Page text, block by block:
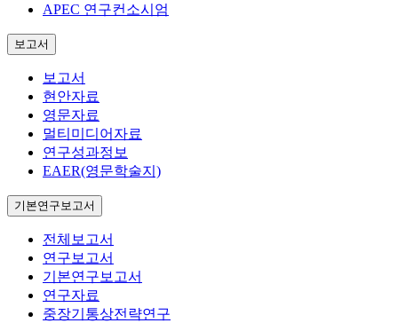
APEC 연구컨소시엄
보고서
보고서
현안자료
영문자료
멀티미디어자료
연구성과정보
EAER(영문학술지)
기본연구보고서
전체보고서
연구보고서
기본연구보고서
연구자료
중장기통상전략연구